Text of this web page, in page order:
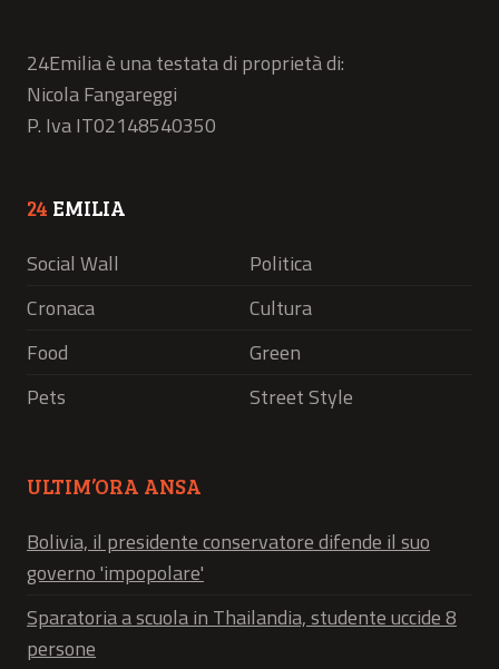
24Emilia è una testata di proprietà di:
Nicola Fangareggi
P. Iva IT02148540350
24 EMILIA
Social Wall
Politica
Cronaca
Cultura
Food
Green
Pets
Street Style
ULTIM’ORA ANSA
Bolivia, il presidente conservatore difende il suo
governo 'impopolare'
Sparatoria a scuola in Thailandia, studente uccide 8
persone